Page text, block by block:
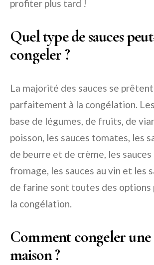
profiter plus tard !
Quel type de sauces
congeler ?
La majorité des sauces se
parfaitement à la congélation.
base de légumes, de fruits, de
poisson, les sauces tomates, les
de beurre et de crème, les sauces
fromage, les sauces au vin et les
de farine sont toutes des
la congélation.
Comment congeler une
maison ?